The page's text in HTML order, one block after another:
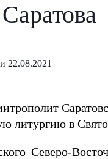
22.08.2021
в
Северо-